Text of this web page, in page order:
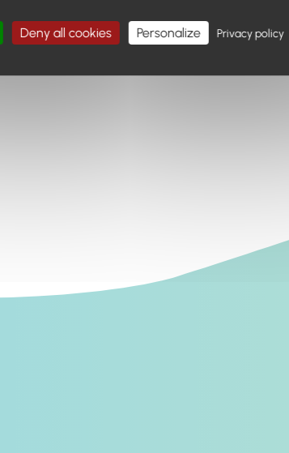
Deny all cookies Personalize Privacy policy